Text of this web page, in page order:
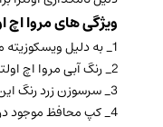
ویژگی های مروا اچ
1_ به دلیل ویسکوزیته مناسب قابلیت خوبی در کنترل روند اچ کردن ارائه می‌کند.
2_ رنگ آبی مروا اچ اولترا کمک می‌کند تا هنگام شستشو با آب نواحی باقیمانده به راحتی قابل تشخیص باشد.
3_ سرسوزن زرد رنگ این محصول دقت تزریق در محل موردنظر را بالا می‌برد.
4_ کپ محافظ موجود در بسته‌بندی این محصول از هدر رفتن ژل پس از مصرف جلوگیری می‌کند.